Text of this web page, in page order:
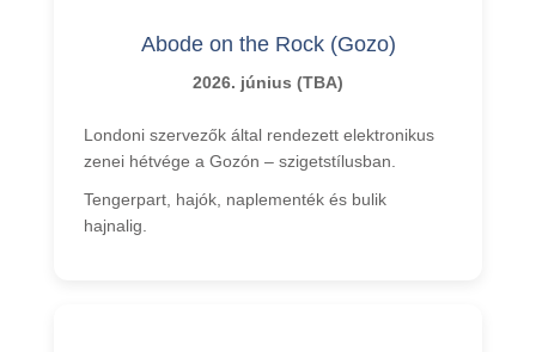
Abode on the Rock (Gozo)
2026. június (TBA)
Londoni szervezők által rendezett elektronikus
zenei hétvége a Gozón – szigetstílusban.
Tengerpart, hajók, naplementék és bulik
hajnalig.